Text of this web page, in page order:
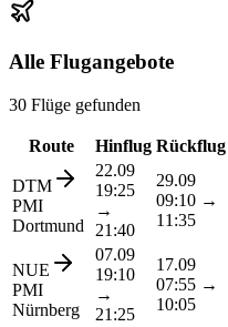
Alle Flugangebote
30 Flüge gefunden
Route Hinflug Rückflug
DTM
PMI
Dortmund
22.09
19:25
→
21:40
29.09
09:10 →
11:35
NUE
PMI
Nürnberg
07.09
19:10
→
21:25
17.09
07:55 →
10:05